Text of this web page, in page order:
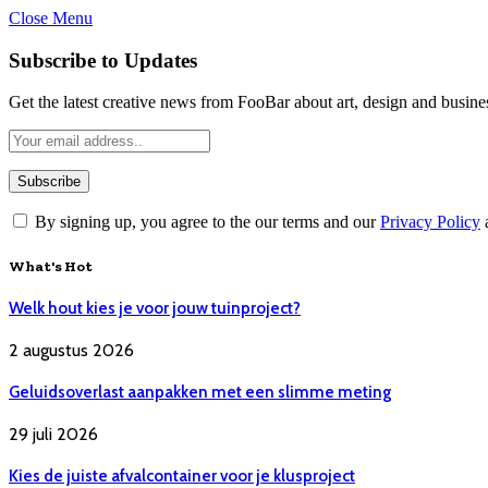
Close Menu
Subscribe to Updates
Get the latest creative news from FooBar about art, design and
By signing up, you agree to the our terms and ourPrivacy Policy
What's Hot
Welk hout kies je voor jouw tuinproject?
2 augustus 2026
Geluidsoverlast aanpakken met een slimme meting
29 juli 2026
Kies de juiste afvalcontainer voor je klusproject